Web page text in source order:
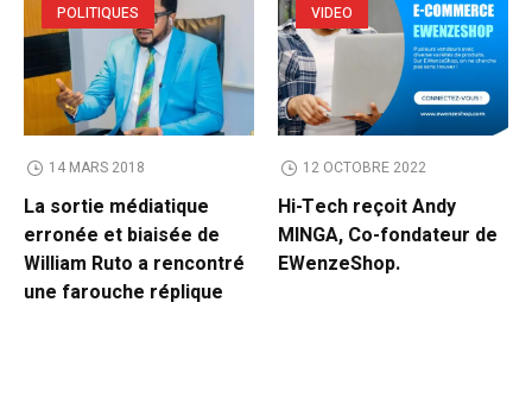
POLITIQUES
14 MARS 2018
La sortie médiatique
erronée et biaisée de
William Ruto a rencontré
une farouche réplique
VIDEO
12 OCTOBRE 2022
Hi-Tech reçoit Andy
MINGA, Co-fondateur de
EWenzeShop.